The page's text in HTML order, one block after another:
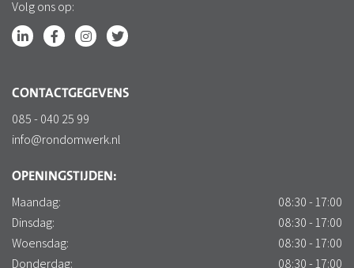
Volg ons op:
CONTACTGEGEVENS
085 - 040 25 99
info@rondomwerk.nl
OPENINGSTIJDEN:
Maandag:
08:30 - 17:00
Dinsdag:
08:30 - 17:00
Woensdag:
08:30 - 17:00
Donderdag:
08:30 - 17:00